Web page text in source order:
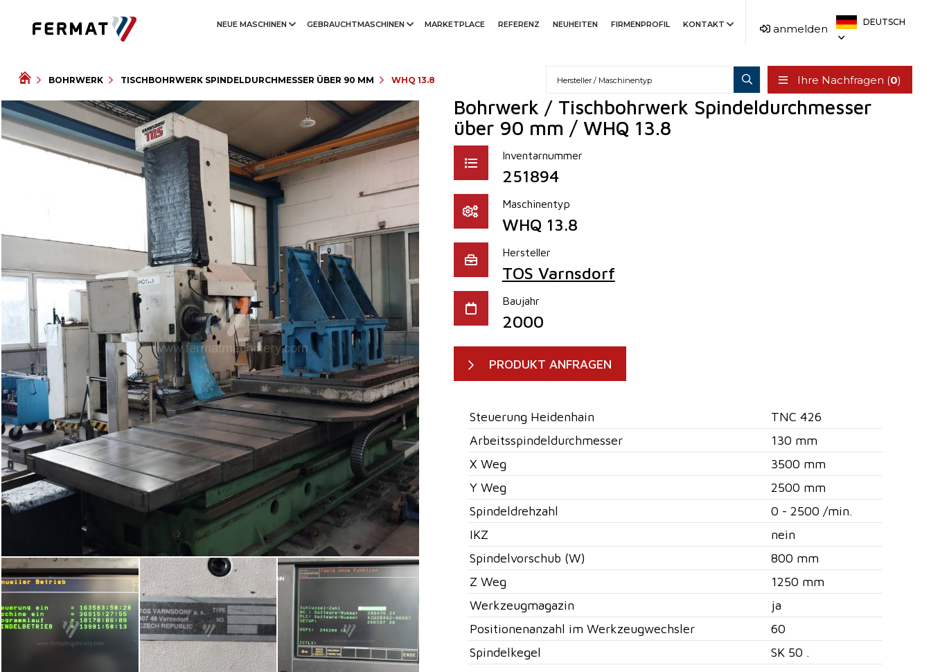
NEUE MASCHINEN GEBRAUCHTMASCHINEN MARKETPLACE REFERENZ NEUHEITEN FIRMENPROFIL KONTAKT anmelden
DEUTSCH
BOHRWERK TISCHBOHRWERK SPINDELDURCHMESSER ÜBER 90 MM WHQ 13.8 Ihre Nachfragen (0)
Bohrwerk / Tischbohrwerk Spindeldurchmesser
über 90 mm / WHQ 13.8
Inventarnummer
251894
Maschinentyp
WHQ 13.8
Hersteller
TOS Varnsdorf
Baujahr
2000
PRODUKT ANFRAGEN
Steuerung Heidenhain
TNC 426
Arbeitsspindeldurchmesser
130 mm
X Weg
3500 mm
Y Weg
2500 mm
Spindeldrehzahl
0 - 2500 /min.
IKZ
nein
Spindelvorschub (W)
800 mm
Z Weg
1250 mm
Werkzeugmagazin
ja
Positionenanzahl im Werkzeugwechsler
60
Spindelkegel
SK 50 .